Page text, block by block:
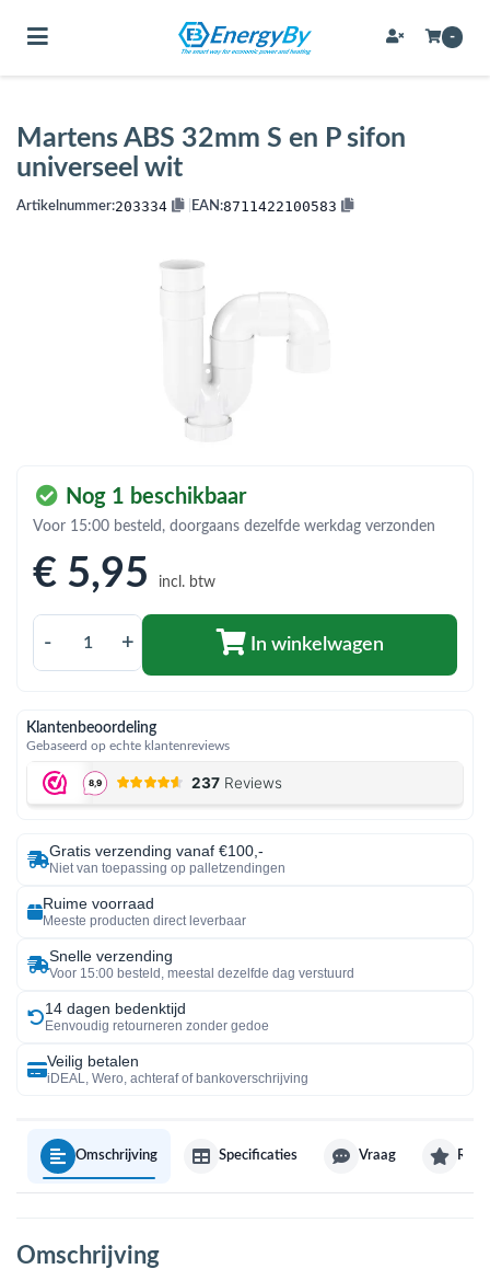
(Bevestigingsmateriaal / schroeven)
(Hemelwaterafvoer & riolering)
(Circulatiepompen, pompgroepen & verdelers)
(Installatiemateriaal)
(Rookkanalen)
(Sanitair)
(Zonneboilersets & onderdelen)
(Warmtepompen en warmtepompboilers)
Toggle navigation -
Martens ABS 32mm S en P sifon
universeel wit
Artikelnummer:203334 EAN:8711422100583
Nog 1 beschikbaar
Voor 15:00 besteld, doorgaans dezelfde werkdag verzonden
€ 5,95 incl. btw
- + In winkelwagen
Klantenbeoordeling
Gebaseerd op echte klantenreviews
Gratis verzending vanaf €100,-
Niet van toepassing op palletzendingen
Ruime voorraad
Meeste producten direct leverbaar
Snelle verzending
Voor 15:00 besteld, meestal dezelfde dag verstuurd
14 dagen bedenktijd
Eenvoudig retourneren zonder gedoe
Veilig betalen
iDEAL, Wero, achteraf of bankoverschrijving
Omschrijving Specificaties Vraag
Omschrijving